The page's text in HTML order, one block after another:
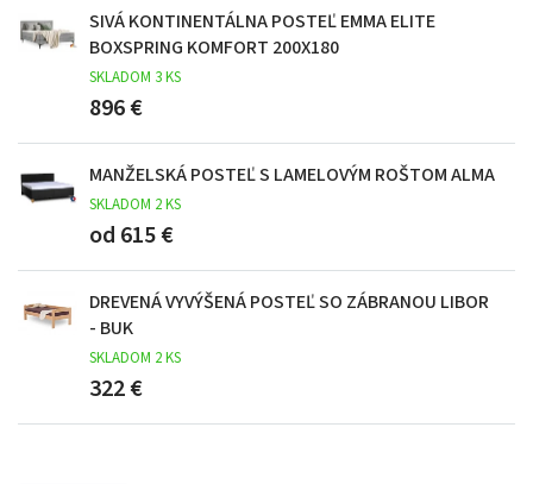
SIVÁ KONTINENTÁLNA POSTEĽ EMMA ELITE
BOXSPRING KOMFORT 200X180
SKLADOM 3 KS
896 €
MANŽELSKÁ POSTEĽ S LAMELOVÝM ROŠTOM ALMA
SKLADOM 2 KS
od 615 €
DREVENÁ VYVÝŠENÁ POSTEĽ SO ZÁBRANOU LIBOR
- BUK
SKLADOM 2 KS
322 €